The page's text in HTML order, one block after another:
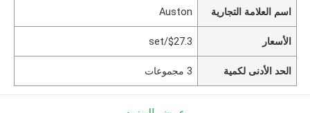
اسم العلامة التجارية Auston
الأسعار $27.3/set
الحد الأدنى لكمية 3 مجموعات